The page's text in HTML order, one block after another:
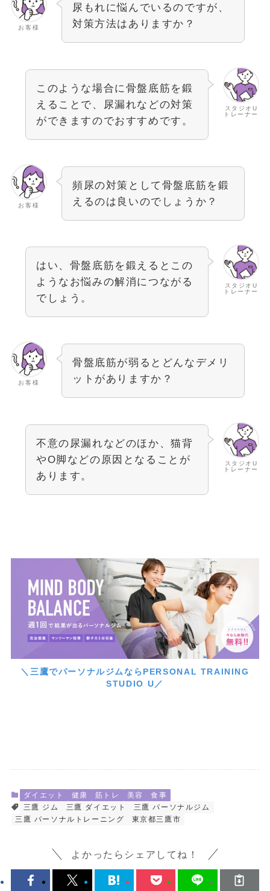
お客様
尿もれに悩んでいるのですが、
対策方法はありますか？
スタジオU
トレーナー
このような場合に骨盤底筋を鍛
えることで、尿漏れなどの対策
ができますのでおすすめです。
お客様
頻尿の対策として骨盤底筋を鍛
えるのは良いのでしょうか？
スタジオU
トレーナー
はい、骨盤底筋を鍛えるとこの
ようなお悩みの解消につながる
でしょう。
お客様
骨盤底筋が弱るとどんなデメリ
ットがありますか？
スタジオU
トレーナー
不意の尿漏れなどのほか、猫背
やO脚などの原因となることが
あります。
＼三鷹でパーソナルジムならPERSONAL TRAINING
STUDIO U／
ダイエット 健康 筋トレ 美容
食事
三鷹 ジム
三鷹 ダイエット
三鷹 パーソナルジム
三鷹 パーソナルトレーニング
東京都三鷹市
よかったらシェアしてね！